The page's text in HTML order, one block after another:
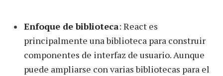
Enfoque de biblioteca: React es
principalmente una biblioteca para construir
componentes de interfaz de usuario. Aunque
puede ampliarse con varias bibliotecas para el